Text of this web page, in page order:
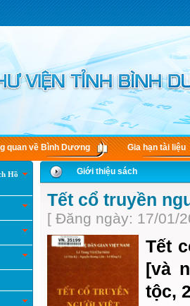
quan về Bình Dương Gia hạn tài liệu
Hồ
Giới thiệu sách
Tết cổ truyền
[ Đăng ngày: 17/01/
Tết
[và
tộc,